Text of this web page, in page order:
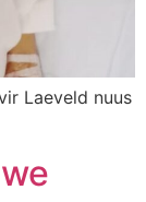
Laeveld nuus